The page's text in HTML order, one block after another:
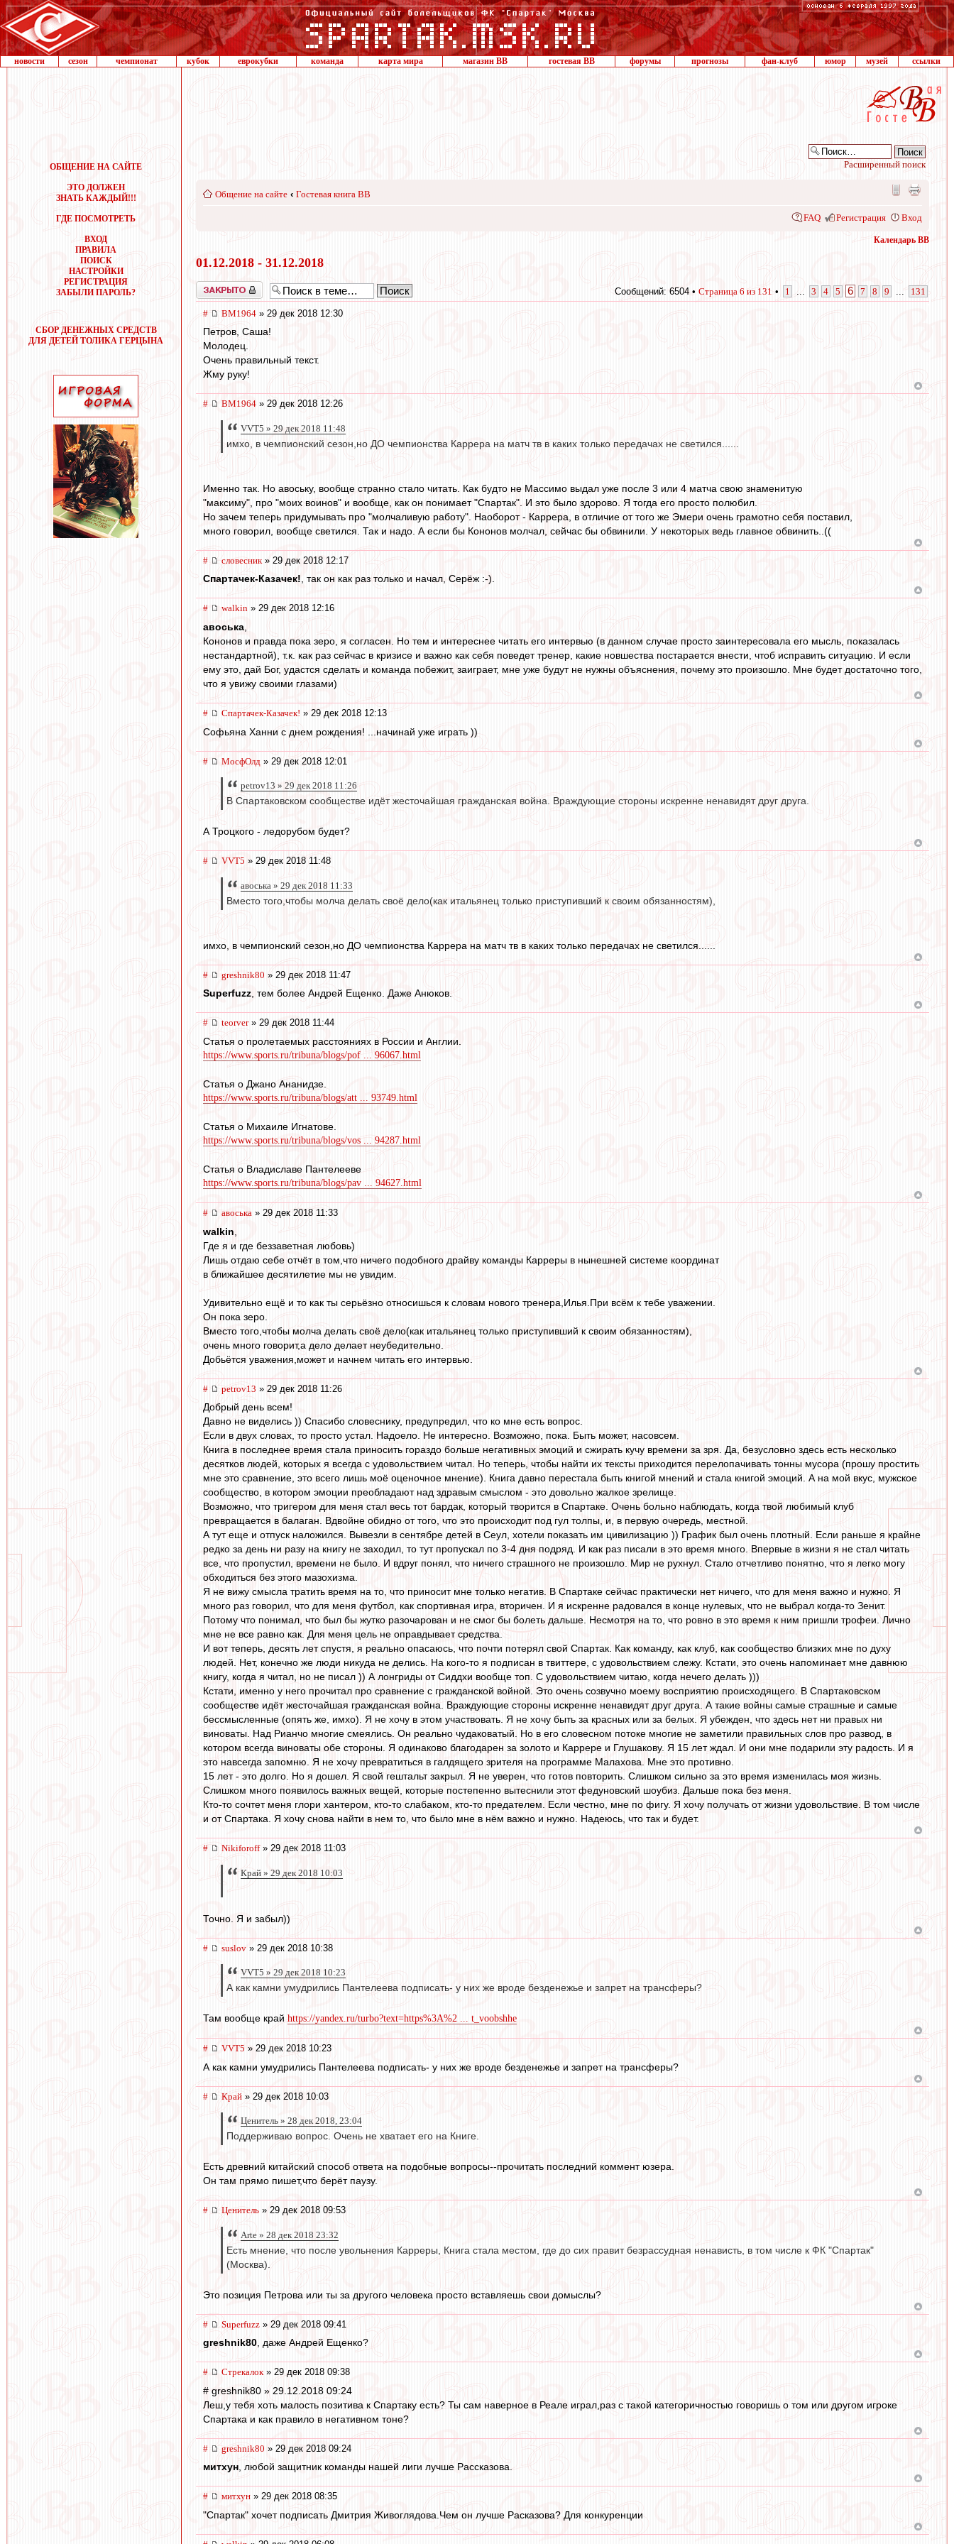
новости сезон чемпионат кубок еврокубки команда карта мира магазин ВВ гостевая ВВ форумы прогнозы фан-клуб юмор музей ссылки
ОБЩЕНИЕ НА САЙТЕ
ЭТО ДОЛЖЕН
ЗНАТЬ КАЖДЫЙ!!!
ГДЕ ПОСМОТРЕТЬ
ВХОД
ПРАВИЛА
ПОИСК
НАСТРОЙКИ
РЕГИСТРАЦИЯ
ЗАБЫЛИ ПАРОЛЬ?
СБОР ДЕНЕЖНЫХ СРЕДСТВ
ДЛЯ ДЕТЕЙ ТОЛИКА ГЕРЦЫНА
Расширенный поиск
Общение на сайте ‹ Гостевая книга ВВ
FAQ Регистрация Вход
Календарь ВВ
01.12.2018 - 31.12.2018
Закрыто Сообщений: 6504 • Страница 6 из 131 • 1 3 4 5 6 7 8 9 131
# BM1964 » 29 дек 2018 12:30
Петров, Саша!
Молодец.
Очень правильный текст.
Жму руку!
# BM1964 » 29 дек 2018 12:26
VVT5 » 29 дек 2018 11:48
имхо, в чемпионский сезон,но ДО чемпионства Каррера на матч тв в каких только передачах не светился......
Именно так. Но авоську, вообще странно стало читать. Как будто не Массимо выдал уже после 3 или 4 матча свою знаменитую
"максиму", про "моих воинов" и вообще, как он понимает "Спартак". И это было здорово. Я тогда его просто полюбил.
Но зачем теперь придумывать про "молчаливую работу". Наоборот - Каррера, в отличие от того же Эмери очень грамотно себя поставил,
много говорил, вообще светился. Так и надо. А если бы Кононов молчал, сейчас бы обвинили. У некоторых ведь главное обвинить..((
# словесник » 29 дек 2018 12:17
Спартачек-Казачек!, так он как раз только и начал, Серёж :-).
# walkin » 29 дек 2018 12:16
авоська
Кононов и правда пока зеро, я согласен. Но тем и интереснее читать его интервью (в данном случае просто заинтересовала его мысль, показалась
нестандартной), т.к. как раз сейчас в кризисе и важно как себя поведет тренер, какие новшества постарается внести, чтоб исправить ситуацию. И если
ему это, дай Бог, удастся сделать и команда побежит, заиграет, мне уже будут не нужны объяснения, почему это произошло. Мне будет достаточно того,
что я увижу своими глазами)
# Спартачек-Казачек! » 29 дек 2018 12:13
Софьяна Ханни с днем рождения! ...начинай уже играть ))
# МосфОлд » 29 дек 2018 12:01
petrov13 » 29 дек 2018 11:26
В Спартаковском сообществе идёт жесточайшая гражданская война. Враждующие стороны искренне ненавидят друг друга.
А Троцкого - ледорубом будет?
# VVT5 » 29 дек 2018 11:48
авоська » 29 дек 2018 11:33
Вместо того,чтобы молча делать своё дело(как итальянец только приступивший к своим обязанностям),
имхо, в чемпионский сезон,но ДО чемпионства Каррера на матч тв в каких только передачах не светился......
# greshnik80 » 29 дек 2018 11:47
Superfuzz, тем более Андрей Ещенко. Даже Анюков.
# teorver» 29 дек 2018 11:44
Статья о пролетаемых расстояниях в России и Англии.
https://www.sports.ru/tribuna/blogs/pof ... 96067.html
Статья о Джано Ананидзе.
https://www.sports.ru/tribuna/blogs/att ... 93749.html
Статья о Михаиле Игнатове.
https://www.sports.ru/tribuna/blogs/vos ... 94287.html
Статья о Владиславе Пантелееве
https://www.sports.ru/tribuna/blogs/pav ... 94627.html
# авоська » 29 дек 2018 11:33
walkin
Где я и где беззаветная любовь)
Лишь отдаю себе отчёт в том,что ничего подобного драйву команды Карреры в нынешней системе координат
в ближайшее десятилетие мы не увидим.
Удивительно ещё и то как ты серьёзно относишься к словам нового тренера,Илья.При всём к тебе уважении.
Он пока зеро.
Вместо того,чтобы молча делать своё дело(как итальянец только приступивший к своим обязанностям),
очень много говорит,а дело делает неубедительно.
Добьётся уважения,может и начнем читать его интервью.
# petrov13 » 29 дек 2018 11:26
Добрый день всем!
Давно не виделись )) Спасибо словеснику, предупредил, что ко мне есть вопрос.
Если в двух словах, то просто устал. Надоело. Не интересно. Возможно, пока. Быть может, насовсем.
Книга в последнее время стала приносить гораздо больше негативных эмоций и сжирать кучу времени за зря. Да, безусловно здесь есть несколько
десятков людей, которых я всегда с удовольствием читал. Но теперь, чтобы найти их тексты приходится перелопачивать тонны мусора (прошу простить
мне это сравнение, это всего лишь моё оценочное мнение). Книга давно перестала быть книгой мнений и стала книгой эмоций. А на мой вкус, мужское
сообщество, в котором эмоции преобладают над здравым смыслом - это довольно жалкое зрелище.
Возможно, что тригером для меня стал весь тот бардак, который творится в Спартаке. Очень больно наблюдать, когда твой любимый клуб
превращается в балаган. Вдвойне обидно от того, что это происходит под гул толпы, и, в первую очередь, местной.
А тут еще и отпуск наложился. Вывезли в сентябре детей в Сеул, хотели показать им цивилизацию )) График был очень плотный. Если раньше я крайне
редко за день ни разу на книгу не заходил, то тут пропускал по 3-4 дня подряд. И как раз писали в это время много. Впервые в жизни я не стал читать
все, что пропустил, времени не было. И вдруг понял, что ничего страшного не произошло. Мир не рухнул. Стало отчетливо понятно, что я легко могу
обходиться без этого мазохизма.
Я не вижу смысла тратить время на то, что приносит мне только негатив. В Спартаке сейчас практически нет ничего, что для меня важно и нужно. Я
много раз говорил, что для меня футбол, как спортивная игра, вторичен. И я искренне радовался в конце нулевых, что не выбрал когда-то Зенит.
Потому что понимал, что был бы жутко разочарован и не смог бы болеть дальше. Несмотря на то, что ровно в это время к ним пришли трофеи. Лично
мне не все равно как. Для меня цель не оправдывает средства.
И вот теперь, десять лет спустя, я реально опасаюсь, что почти потерял свой Спартак. Как команду, как клуб, как сообщество близких мне по духу
людей. Нет, конечно же люди никуда не делись. На кого-то я подписан в твиттере, с удовольствием слежу. Кстати, это очень напоминает мне давнюю
книгу, когда я читал, но не писал )) А лонгриды от Сиддхи вообще топ. С удовольствием читаю, когда нечего делать )))
Кстати, именно у него прочитал про сравнение с гражданской войной. Это очень созвучно моему восприятию происходящего. В Спартаковском
сообществе идёт жесточайшая гражданская война. Враждующие стороны искренне ненавидят друг друга. А такие войны самые страшные и самые
бессмысленные (опять же, имхо). Я не хочу в этом участвовать. Я не хочу быть за красных или за белых. Я убежден, что здесь нет ни правых ни
виноваты. Над Рианчо многие смеялись. Он реально чудаковатый. Но в его словесном потоке многие не заметили правильных слов про развод, в
котором всегда виноваты обе стороны. Я одинаково благодарен за золото и Каррере и Глушакову. Я 15 лет ждал. И они мне подарили эту радость. И я
это навсегда запомню. Я не хочу превратиться в галдящего зрителя на программе Малахова. Мне это противно.
15 лет - это долго. Но я дошел. Я свой гештальт закрыл. Я не уверен, что готов повторить. Слишком сильно за это время изменилась моя жизнь.
Слишком много появилось важных вещей, которые постепенно вытеснили этот федуновский шоубиз. Дальше пока без меня.
Кто-то сочтет меня глори хантером, кто-то слабаком, кто-то предателем. Если честно, мне по фигу. Я хочу получать от жизни удовольствие. В том числе
и от Спартака. Я хочу снова найти в нем то, что было мне в нём важно и нужно. Надеюсь, что так и будет.
# Nikiforoff» 29 дек 2018 11:03
Край » 29 дек 2018 10:03
Точно. Я и забыл))
# suslov » 29 дек 2018 10:38
VVT5 » 29 дек 2018 10:23
А как камни умудрились Пантелеева подписать- у них же вроде безденежье и запрет на трансферы?
Там вообще край https://yandex.ru/turbo?text=https%3A%2 ... t_voobshhe
# VVT5 » 29 дек 2018 10:23
А как камни умудрились Пантелеева подписать- у них же вроде безденежье и запрет на трансферы?
# Край » 29 дек 2018 10:03
Ценитель » 28 дек 2018, 23:04
Поддерживаю вопрос. Очень не хватает его на Книге.
Есть древний китайский способ ответа на подобные вопросы--прочитать последний коммент юзера.
Он там прямо пишет,что берёт паузу.
# Ценитель » 29 дек 2018 09:53
Arte » 28 дек 2018 23:32
Есть мнение, что после увольнения Карреры, Книга стала местом, где до сих правит безрассудная ненависть, в том числе к ФК "Спартак"
(Москва).
Это позиция Петрова или ты за другого человека просто вставляешь свои домыслы?
# Superfuzz » 29 дек 2018 09:41
greshnik80, даже Андрей Ещенко?
# Стрекалок» 29 дек 2018 09:38
# greshnik80 » 29.12.2018 09:24
Леш,у тебя хоть малость позитива к Спартаку есть? Ты сам наверное в Реале играл,раз с такой категоричностью говоришь о том или другом игроке
Спартака и как правило в негативном тоне?
# greshnik80 » 29 дек 2018 09:24
митхун, любой защитник команды нашей лиги лучше Рассказова.
# митхун » 29 дек 2018 08:35
"Спартак" хочет подписать Дмитрия Живоглядова.Чем он лучше Расказова? Для конкуренции